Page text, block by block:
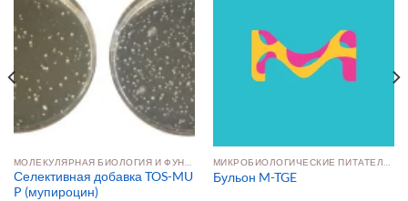
Селективная добавка TOS-MU
P (мупироцин)
Бульон M-TGE